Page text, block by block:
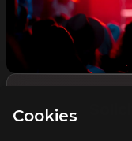
Cookies